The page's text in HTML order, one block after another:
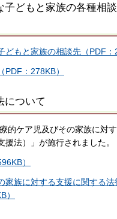
子どもと家族の各種相
どもと家族の相談先（PDF：
PDF：278KB）
について
的ケア児及びその家族に対
法）」が施行されました。
）
家族に対する支援に関する
）